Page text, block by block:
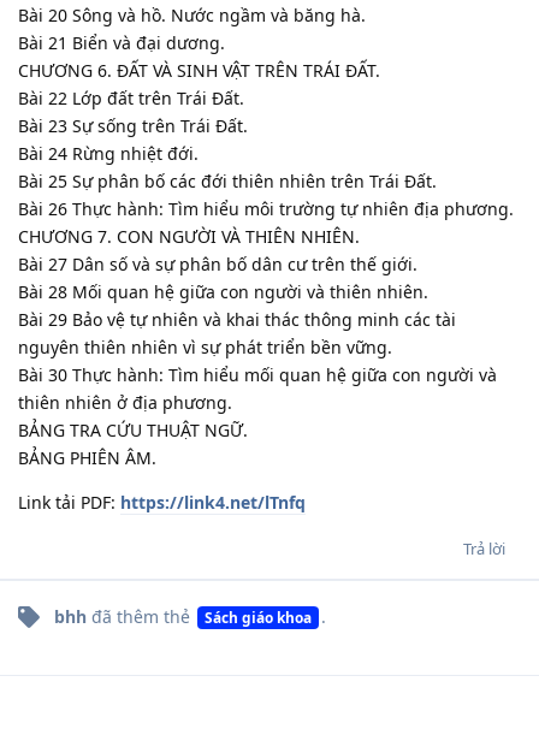
Bài 20 Sông và hồ. Nước ngầm và băng hà.
Bài 21 Biển và đại dương.
CHƯƠNG 6. ĐẤT VÀ SINH VẬT TRÊN TRÁI ĐẤT.
Bài 22 Lớp đất trên Trái Đất.
Bài 23 Sự sống trên Trái Đất.
Bài 24 Rừng nhiệt đới.
Bài 25 Sự phân bố các đới thiên nhiên trên Trái Đất.
Bài 26 Thực hành: Tìm hiểu môi trường tự nhiên địa phương.
CHƯƠNG 7. CON NGƯỜI VÀ THIÊN NHIÊN.
Bài 27 Dân số và sự phân bố dân cư trên thế giới.
Bài 28 Mối quan hệ giữa con người và thiên nhiên.
Bài 29 Bảo vệ tự nhiên và khai thác thông minh các tài
nguyên thiên nhiên vì sự phát triển bền vững.
Bài 30 Thực hành: Tìm hiểu mối quan hệ giữa con người và
thiên nhiên ở địa phương.
BẢNG TRA CỨU THUẬT NGỮ.
BẢNG PHIÊN ÂM.
Link tải PDF: https://link4.net/lTnfq
Trả lời
bhh đã thêm thẻ Sách giáo khoa .